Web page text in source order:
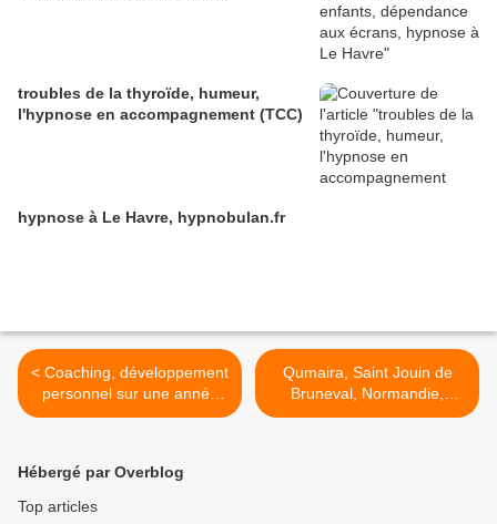
troubles de la thyroïde, humeur,
l'hypnose en accompagnement (TCC)
hypnose à Le Havre, hypnobulan.fr
< Coaching, développement
personnel sur une année
avec un praticien diplômé
Qumaira, Saint Jouin de
Bruneval, Normandie,
France >
Hébergé par Overblog
Top articles